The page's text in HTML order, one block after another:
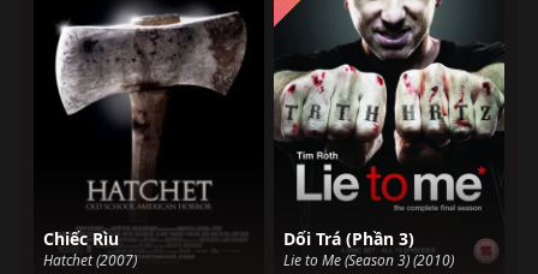
Chiếc Rìu
Hatchet (2007)
Dối Trá (Phần 3)
Lie to Me (Season 3) (2010)